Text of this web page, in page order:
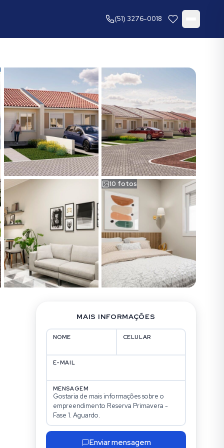
(51) 3276-0018
10 fotos
MAIS INFORMAÇÕES
NOME CELULAR
E-MAIL
MENSAGEM
Enviar mensagem